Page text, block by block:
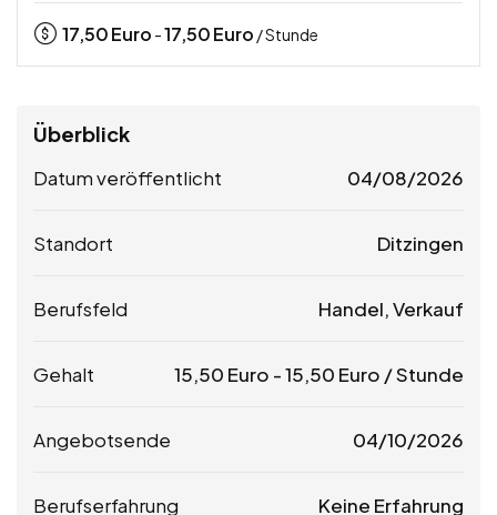
17,50Euro -17,50Euro / Stunde
Überblick
Datum veröffentlicht 04/08/2026
Standort Ditzingen
Berufsfeld Handel, Verkauf
Gehalt 15,50 Euro -15,50 Euro / Stunde
Angebotsende 04/10/2026
Berufserfahrung Keine Erfahrung